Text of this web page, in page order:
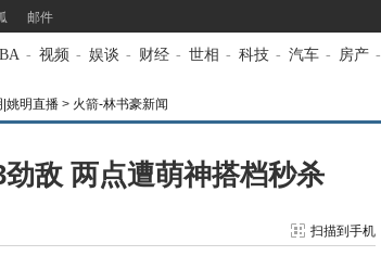
邮件
- 视频 - 娱谈 - 财经 - 世相 - 科技 - 汽车 - 房产 -
姚明直播 > 火箭-林书豪新闻
敌 两点遭萌神搭档秒杀
扫描到手机